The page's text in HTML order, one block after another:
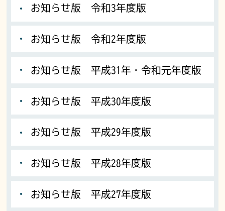
お知らせ版 令和3年度版
お知らせ版 令和2年度版
お知らせ版 平成31年・令和元年度版
お知らせ版 平成30年度版
お知らせ版 平成29年度版
お知らせ版 平成28年度版
お知らせ版 平成27年度版